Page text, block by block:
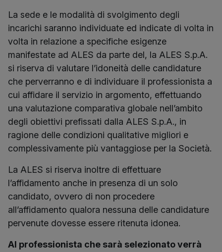
La sede e le modalità di svolgimento degli
incarichi saranno individuate ed indicate di volta in
volta in relazione a specifiche esigenze
manifestate ad ALES da parte del, la ALES S.p.A.
si riserva di valutare l’idoneità delle candidature
che perverranno e di individuare il professionista a
cui affidare il servizio in argomento, effettuando
una valutazione comparativa globale nell’ambito
degli obiettivi prefissati dalla ALES S.p.A., in
ragione delle condizioni qualitative migliori e
complessivamente più vantaggiose per la Società.
La ALES si riserva inoltre di effettuare
l’affidamento anche in presenza di un solo
candidato, ovvero di non procedere
all’affidamento qualora nessuna delle candidature
pervenute dovesse essere ritenuta idonea.
Al professionista che sarà selezionato verrà